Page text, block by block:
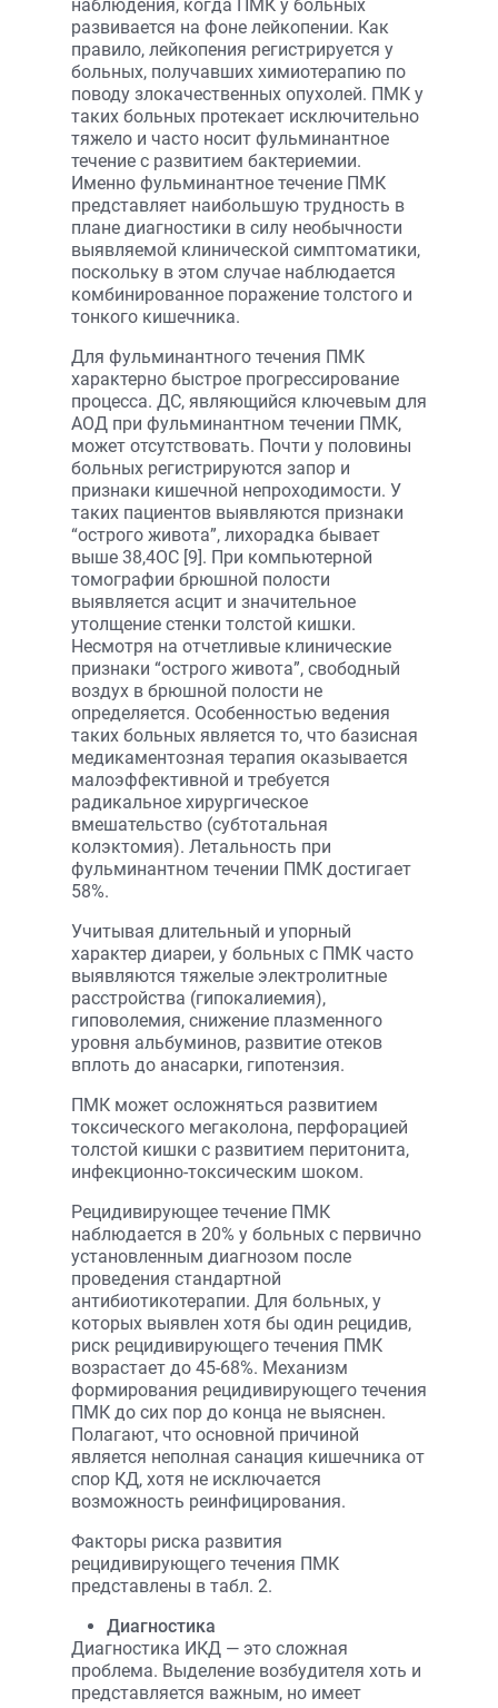
наблюдения, когда ПМК у больных
развивается на фоне лейкопении. Как
правило, лейкопения регистрируется у
больных, получавших химиотерапию по
поводу злокачественных опухолей. ПМК у
таких больных протекает исключительно
тяжело и часто носит фульминантное
течение с развитием бактериемии.
Именно фульминантное течение ПМК
представляет наибольшую трудность в
плане диагностики в силу необычности
выявляемой клинической симптоматики,
поскольку в этом случае наблюдается
комбинированное поражение толстого и
тонкого кишечника.
Для фульминантного течения ПМК
характерно быстрое прогрессирование
процесса. ДС, являющийся ключевым для
АОД при фульминантном течении ПМК,
может отсутствовать. Почти у половины
больных регистрируются запор и
признаки кишечной непроходимости. У
таких пациентов выявляются признаки
“острого живота”, лихорадка бывает
выше 38,4ОС [9]. При компьютерной
томографии брюшной полости
выявляется асцит и значительное
утолщение стенки толстой кишки.
Несмотря на отчетливые клинические
признаки “острого живота”, свободный
воздух в брюшной полости не
определяется. Особенностью ведения
таких больных является то, что базисная
медикаментозная терапия оказывается
малоэффективной и требуется
радикальное хирургическое
вмешательство (субтотальная
колэктомия). Летальность при
фульминантном течении ПМК достигает
58%.
Учитывая длительный и упорный
характер диареи, у больных с ПМК часто
выявляются тяжелые электролитные
расстройства (гипокалиемия),
гиповолемия, снижение плазменного
уровня альбуминов, развитие отеков
вплоть до анасарки, гипотензия.
ПМК может осложняться развитием
токсического мегаколона, перфорацией
толстой кишки с развитием перитонита,
инфекционно-токсическим шоком.
Рецидивирующее течение ПМК
наблюдается в 20% у больных с первично
установленным диагнозом после
проведения стандартной
антибиотикотерапии. Для больных, у
которых выявлен хотя бы один рецидив,
риск рецидивирующего течения ПМК
возрастает до 45-68%. Механизм
формирования рецидивирующего течения
ПМК до сих пор до конца не выяснен.
Полагают, что основной причиной
является неполная санация кишечника от
спор КД, хотя не исключается
возможность реинфицирования.
Факторы риска развития
рецидивирующего течения ПМК
представлены в табл. 2.
Диагностика
Диагностика ИКД — это сложная
проблема. Выделение возбудителя хоть и
представляется важным, но имеет